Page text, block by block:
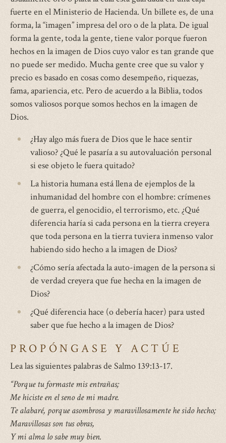
fuerte en el Ministerio de Hacienda. Un billete es, de una
forma, la “imagen” impresa del oro o de la plata. De igual
forma la gente, toda la gente, tiene valor porque fueron
hechos en la imagen de Dios cuyo valor es tan grande que
no puede ser medido. Mucha gente cree que su valor y
precio es basado en cosas como desempeño, riquezas,
fama, apariencia, etc. Pero de acuerdo a la Biblia, todos
somos valiosos porque somos hechos en la imagen de
Dios.
¿Hay algo más fuera de Dios que le hace sentir
valioso? ¿Qué le pasaría a su autovaluación personal
si ese objeto le fuera quitado?
La historia humana está llena de ejemplos de la
inhumanidad del hombre con el hombre: crímenes
de guerra, el genocidio, el terrorismo, etc. ¿Qué
diferencia haría si cada persona en la tierra creyera
que toda persona en la tierra tuviera inmenso valor
habiendo sido hecho a la imagen de Dios?
¿Cómo sería afectada la auto-imagen de la persona si
de verdad creyera que fue hecha en la imagen de
Dios?
¿Qué diferencia hace (o debería hacer) para usted
saber que fue hecho a la imagen de Dios?
PROPÓNGASE Y ACTÚE
Lea las siguientes palabras de Salmo 139:13-17.
“Porque tu formaste mis entrañas;
Me hiciste en el seno de mi madre.
Te alabaré, porque asombrosa y maravillosamente he sido hecho;
Maravillosas son tus obras,
Y mi alma lo sabe muy bien.